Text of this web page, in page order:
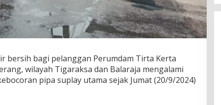
bersih bagi pelanggan Perumdam Tirta Kerta
wilayah Tigaraksa dan Balaraja mengalami
pipa suplay utama sejak Jumat (20/9/2024)